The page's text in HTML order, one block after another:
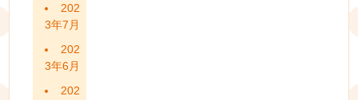
202
3年7月
202
3年6月
202